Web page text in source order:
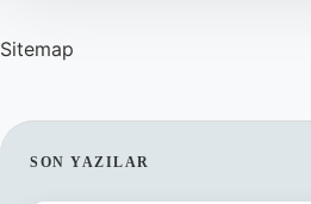
Sitemap
SIDEBAR
SON YAZILAR